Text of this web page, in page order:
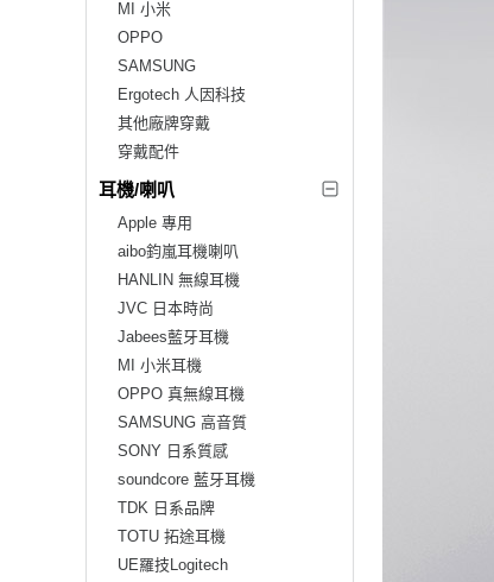
MI 小米
OPPO
SAMSUNG
Ergotech 人因科技
其他廠牌穿戴
穿戴配件
耳機/喇叭
Apple 專用
aibo鈞嵐耳機喇叭
HANLIN 無線耳機
JVC 日本時尚
Jabees藍牙耳機
MI 小米耳機
OPPO 真無線耳機
SAMSUNG 高音質
SONY 日系質感
soundcore 藍牙耳機
TDK 日系品牌
TOTU 拓途耳機
UE羅技Logitech